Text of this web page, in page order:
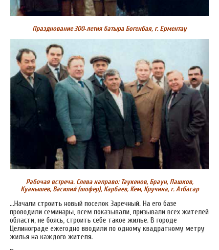
Празднование 300‑летия батыра Богенбая, г. Ерментау
Рабочая встреча. Слева направо: Таукенов, Браун, Пашков,
Куанышев, Василий (шофер), Карбаев, Кем, Кручина, г. Атбасар
…Начали строить новый поселок Заречный. На его базе
проводили семинары, всем показывали, призывали всех жителей
области, не боясь, строить себе такое жилье. В городе
Целинограде ежегодно вводили по одному квадратному метру
жилья на каждого жителя.